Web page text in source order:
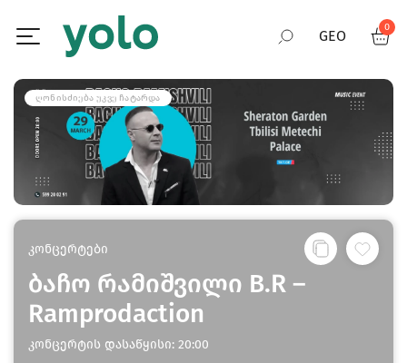
GEO
ENG
0
ᲦᲝᲜᲘᲡᲫᲘᲔᲑᲐ ᲣᲙᲕᲔ ᲩᲐᲢᲐᲠᲓᲐ
კონცერტები
ბაჩო რამიშვილი B.R –
Ramprodaction
კონცერტის დასაწყისი: 20:00